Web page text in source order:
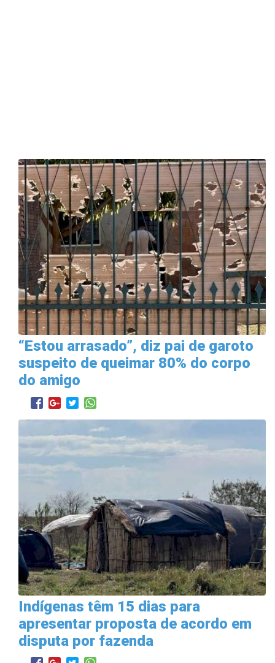
“Estou arrasado”, diz pai de garoto
suspeito de queimar 80% do corpo
do amigo
Indígenas têm 15 dias para
apresentar proposta de acordo em
disputa por fazenda